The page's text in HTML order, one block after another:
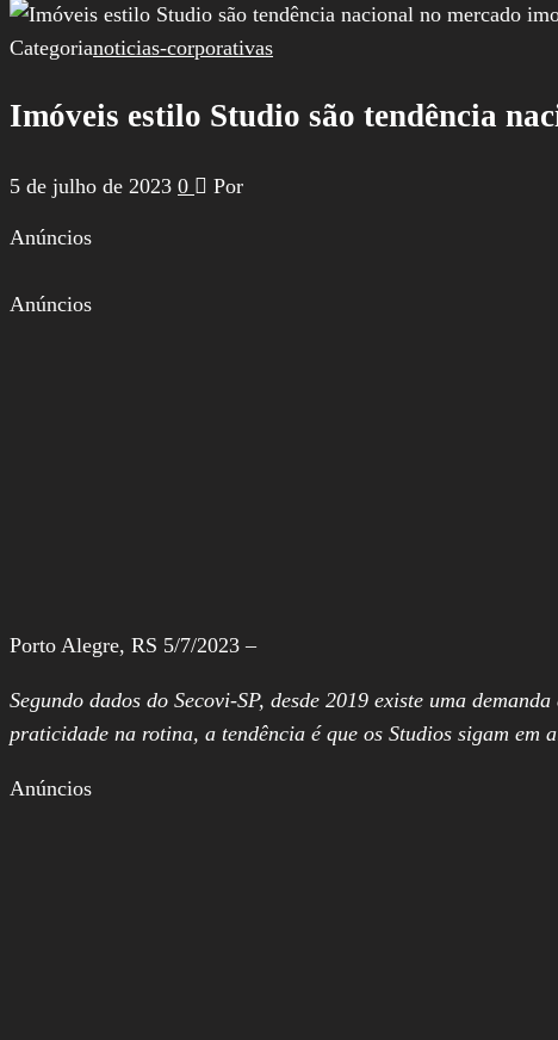
por:
Categorianoticias-corporativas
Imóveis estilo Studio são tendência
5 de julho de 2023 0 Por
Anúncios
Anúncios
Porto Alegre, RS 5/7/2023 –
Segundo dados do Secovi-SP, desde 2019 existe uma
praticidade na rotina, a tendência é que os Studios sigam em
Anúncios